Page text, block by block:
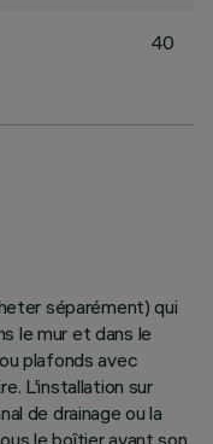
40
séparément) qui
le mur et dans le
plafonds avec
L'installation sur
de drainage ou la
le boîtier avant son